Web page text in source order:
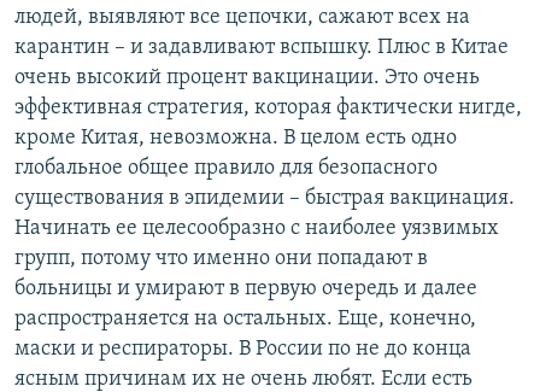
людей, выявляют все цепочки, сажают всех на
карантин – и задавливают вспышку. Плюс в Китае
очень высокий процент вакцинации. Это очень
эффективная стратегия, которая фактически нигде,
кроме Китая, невозможна. В целом есть одно
глобальное общее правило для безопасного
существования в эпидемии – быстрая вакцинация.
Начинать ее целесообразно с наиболее уязвимых
групп, потому что именно они попадают в
больницы и умирают в первую очередь и далее
распространяется на остальных. Еще, конечно,
маски и респираторы. В России по не до конца
ясным причинам их не очень любят. Если есть